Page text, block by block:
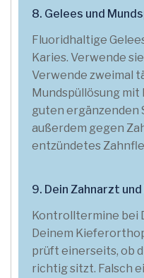
8. Gelees und
Fluoridhaltige
Karies. Verwende
Verwende zweimal
Mundspüllösung mit
guten ergänzenden
außerdem gegen
entzündetes
9. Dein Zahnarzt und
Kontrolltermine bei
Deinem
prüft einerseits, ob
richtig sitzt. Falsch